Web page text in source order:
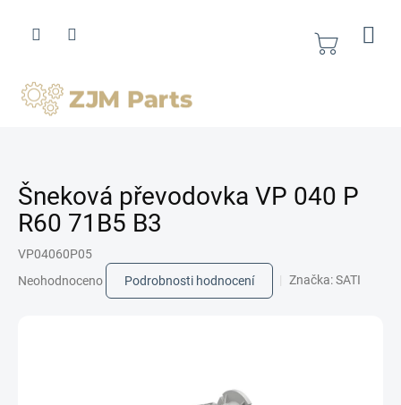
obsah
Nákupní
Šneková převodovka VP 040 P
R60 71B5 B3
VP04060P05
hodnocení
Neohodnoceno Podrobnosti hodnocení Značka:SATI